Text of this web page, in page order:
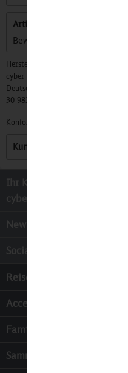
Artikel bewerten
Bewertungen lesen,
Hersteller:
cyber-Wear Heidelberg GmbH,
Deutschland,
30 983 0
Konformitätserklärungen zu
Kunden haben sich ebenfalls
Ihr Kontakt zur
cyber-Wear Heidelberg
Newsletter
Socialmedia
Reisen
Accessoires
Familie & Kinder
Sammeln